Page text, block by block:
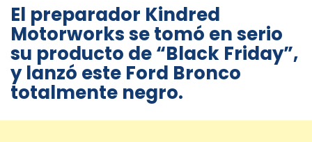
El preparador Kindred
Motorworks se tomó en serio
su producto de “Black Friday”,
y lanzó este Ford Bronco
totalmente negro.